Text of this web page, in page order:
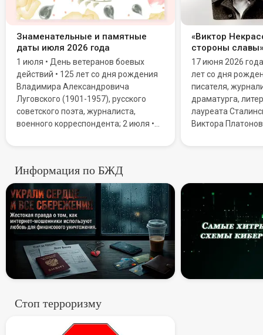
Знаменательные и памятные
даты июля 2026 года
1 июля • День ветеранов боевых
действий • 125 лет со дня рождения
Владимира Александровича
Луговского (1901-1957), русского
советского поэта, журналиста,
военного корреспондента; 2 июля •
ГИБДД МВД Российской Федерации
(День ГАИ)
«Виктор
стороны славы»
17 июня 2026
лет со дня
писателя,
драматурга,
лауреата
Виктора
Информация по БЖД
Призраки в сети: КакСамые
Стоп терроризму
Стоп терроризму